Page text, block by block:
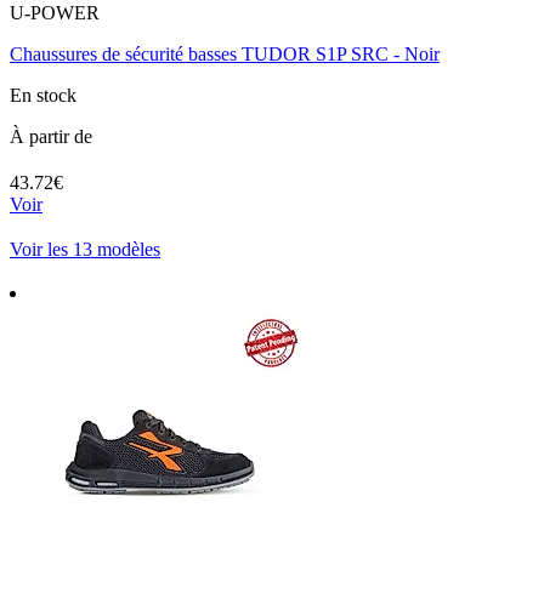
U-POWER
Chaussures de sécurité basses TUDOR S1P SRC - Noir
En stock
À partir de
43.72€
Voir
Voir les 13 modèles